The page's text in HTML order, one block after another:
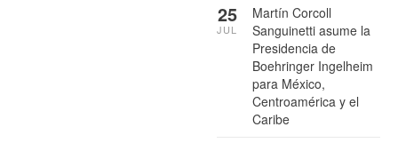
Martín Corcoll
Sanguinetti asume la
Presidencia de
Boehringer Ingelheim
para México,
Centroamérica y el
Caribe
25
JUL